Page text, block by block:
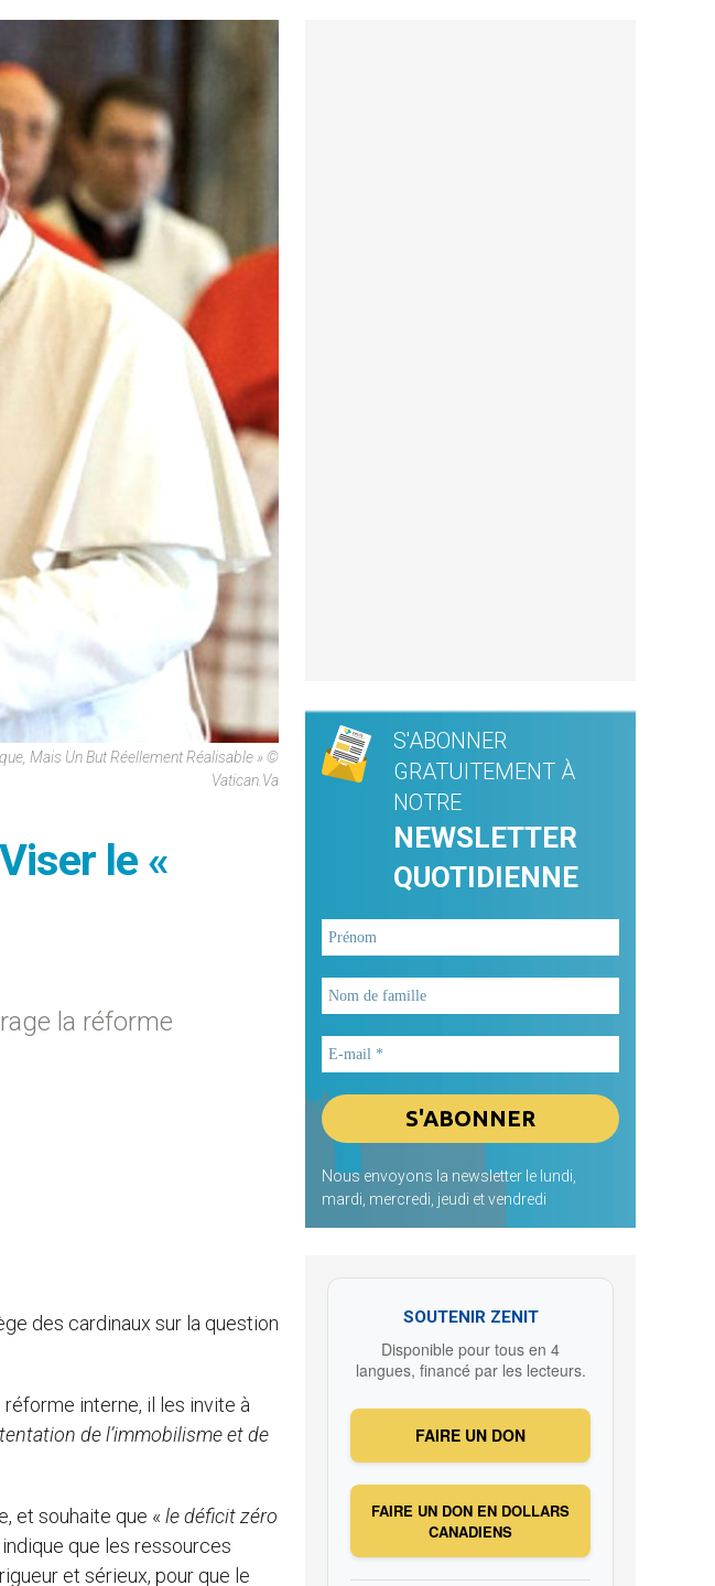
Mais Un But Réellement Réalisable » ©
Vatican.va
le «
la réforme
des cardinaux sur la question
interne, il les invite à
tentation de l’immobilisme et de
et souhaite que « le déficit zéro
indique que les ressources
et sérieux, pour que le
S'ABONNER
GRATUITEMENT À
NOTRE
NEWSLETTER
QUOTIDIENNE
Nous envoyons la newsletter le lundi,
mardi, mercredi, jeudi et vendredi
SOUTENIR ZENIT
Disponible pour tous en 4
langues, financé par les lecteurs.
FAIRE UN DON
FAIRE UN DON EN DOLLARS
CANADIENS